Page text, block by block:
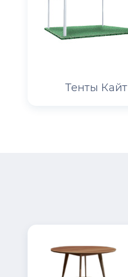
Тенты Кайт